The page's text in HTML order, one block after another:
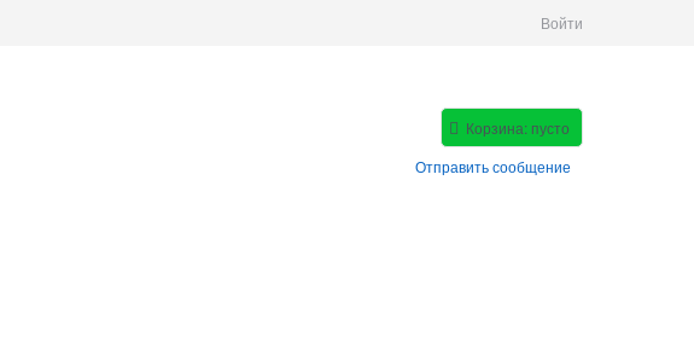
Войти
Корзина: пусто
Отправить сообщение